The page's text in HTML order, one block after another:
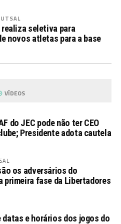
realiza seletiva para
novos atletas para a base
VÍDEOS
do JEC pode não ter CEO
Presidente adota cautela
os adversários do
primeira fase da Libertadores
datas e horários dos jogos do